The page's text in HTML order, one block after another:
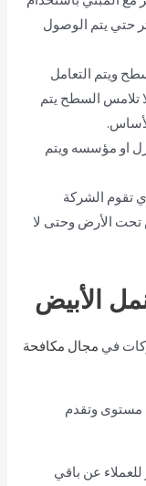
7:5 لتر لكل متر حتي يتم الوصول
ويتم التعامل
تلامس السطح يتم
او مؤسسه ويتم
تقوم الشركة
تحت الأرض وحتى لا
الأبيض
في مجال مكافحة
مستوى وتقدم
عن باقي